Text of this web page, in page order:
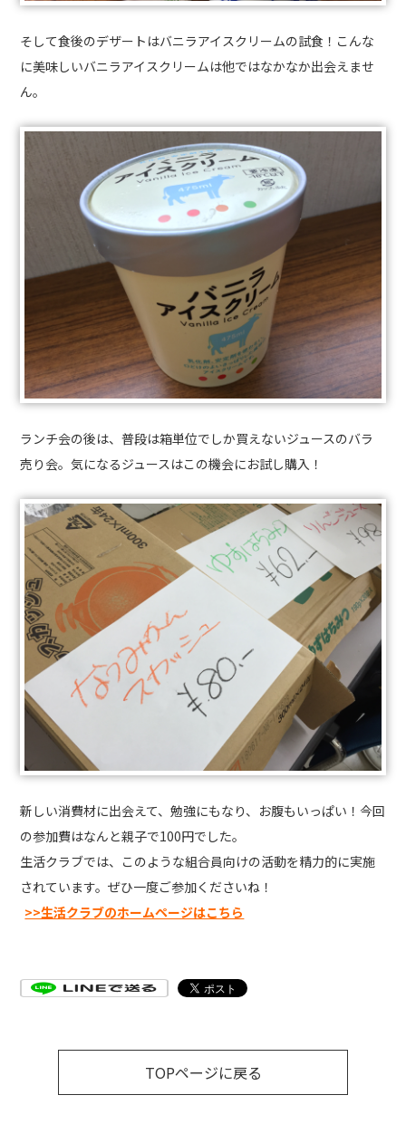
そして食後のデザートはバニラアイスクリームの試食！こんな
に美味しいバニラアイスクリームは他ではなかなか出会えませ
ん。
ランチ会の後は、普段は箱単位でしか買えないジュースのバラ
売り会。気になるジュースはこの機会にお試し購入！
新しい消費材に出会えて、勉強にもなり、お腹もいっぱい！今回
の参加費はなんと親子で100円でした。
生活クラブでは、このような組合員向けの活動を精力的に実施
されています。ぜひ一度ご参加くださいね！
>>生活クラブのホームページはこちら
TOPページに戻る